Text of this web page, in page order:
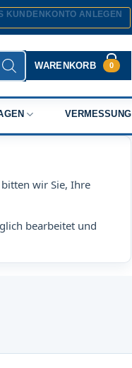
KUNDENKONTO ANLEGEN
WARENKORB 0
VERMESSUNG
wir Sie, Ihre
bearbeitet und